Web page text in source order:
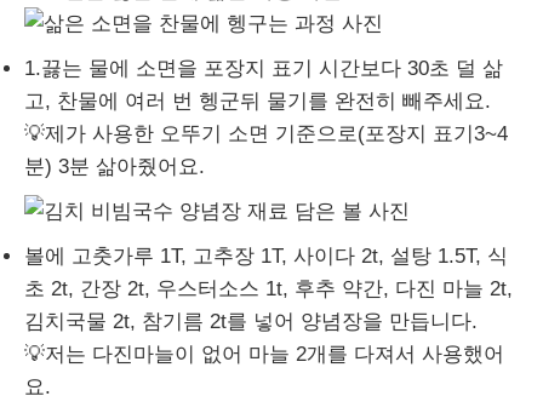
1.끓는 물에 소면을 포장지 표기 시간보다 30초 덜 삶
고, 찬물에 여러 번 헹군뒤 물기를 완전히 빼주세요.
💡제가 사용한 오뚜기 소면 기준으로(포장지 표기3~4
분) 3분 삶아줬어요.
볼에 고춧가루 1T, 고추장 1T, 사이다 2t, 설탕 1.5T, 식
초 2t, 간장 2t, 우스터소스 1t, 후추 약간, 다진 마늘 2t,
김치국물 2t, 참기름 2t를 넣어 양념장을 만듭니다.
💡저는 다진마늘이 없어 마늘 2개를 다져서 사용했어
요.